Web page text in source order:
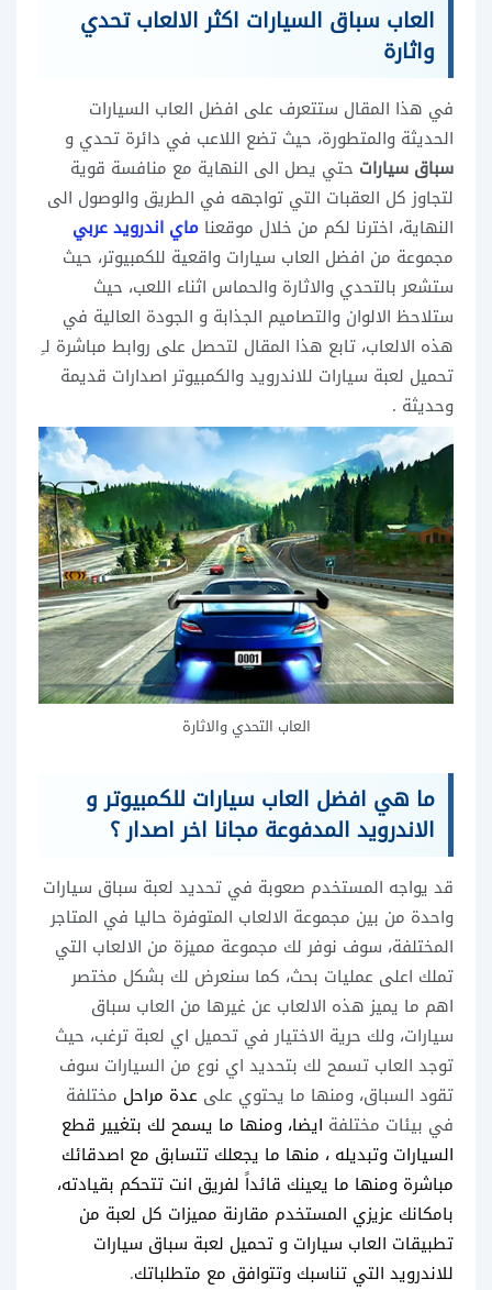
العاب سباق السيارات اكثر الالعابتحدي
واثارة
في هذا المقال ستتعرف على افضل العاب السيارات
الحديثة والمتطورة، حيث تضع اللاعب في دائرة تحدي و
سباق سيارات حتي يصل الى النهاية مع منافسة قوية
لتجاوز كل العقبات التي تواجهه في الطريق والوصول الى
النهاية، اخترنا لكم من خلال موقعنا ماي اندرويد عربي
مجموعة من افضل العاب سيارات واقعية للكمبيوتر، حيث
ستشعر بالتحدي والاثارة والحماس اثناء اللعب، حيث
ستلاحظ الالوان والتصاميم الجذابة و الجودة العالية في
هذه الالعاب، تابع هذا المقال لتحصل على روابط مباشرة لـِ
تحميل لعبة سيارات للاندرويد والكمبيوتر اصدارات قديمة
وحديثة .
العاب التحدي والاثارة
ما هي افضل العاب سيارات للكمبيوتر و
الاندرويد المدفوعة مجانا اخر اصدار ؟
قد يواجه المستخدم صعوبة في تحديد لعبة سباق سيارات
واحدة من بين مجموعة الالعاب المتوفرة حاليا في المتاجر
المختلفة، سوف نوفر لك مجموعة مميزة من الالعاب التي
تملك اعلى عمليات بحث، كما سنعرض لك بشكل مختصر
اهم ما يميز هذه الالعاب عن غيرها من العاب سباق
سيارات، ولك حرية الاختيار في تحميل اي لعبة ترغب، حيث
توجد العاب تسمح لك بتحديد اي نوع من السيارات سوف
تقود السباق، ومنها ما يحتوي على عدة مراحل مختلفة
في بيئات مختلفة ايضا، ومنها ما يسمح لك بتغيير قطع
السيارات وتبديله ، منها ما يجعلك تتسابق مع اصدقائك
مباشرة ومنها ما يعينك قائداً لفريق انت تتحكم بقيادته،
بامكانك عزيزي المستخدم مقارنة مميزات كل لعبة من
تطبيقات العاب سيارات و تحميل لعبة سباق سيارات
للاندرويد التي تناسبك وتتوافق مع متطلباتك.